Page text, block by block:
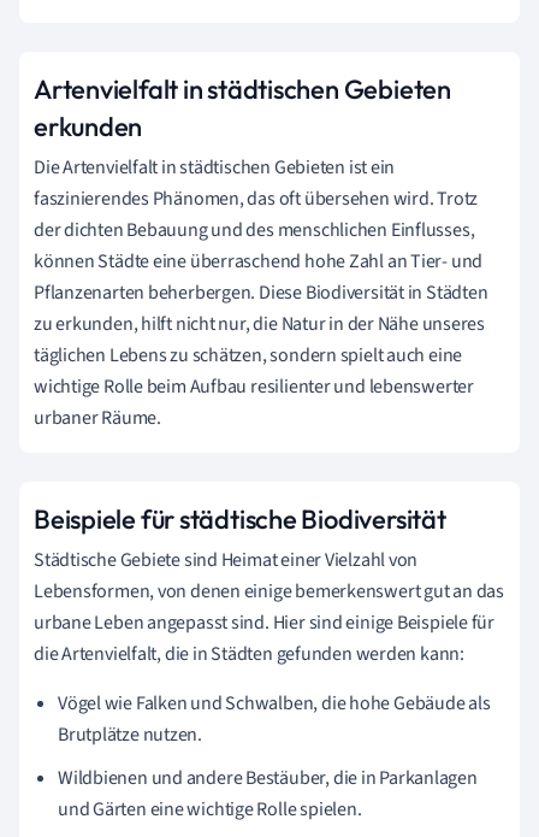
Artenvielfalt in städtischen Gebieten
erkunden
Die Artenvielfalt in städtischen Gebieten ist ein
faszinierendes Phänomen, das oft übersehen wird. Trotz
der dichten Bebauung und des menschlichen Einflusses,
können Städte eine überraschend hohe Zahl an Tier- und
Pflanzenarten beherbergen. Diese Biodiversität in Städten
zu erkunden, hilft nicht nur, die Natur in der Nähe unseres
täglichen Lebens zu schätzen, sondern spielt auch eine
wichtige Rolle beim Aufbau resilienter und lebenswerter
urbaner Räume.
Beispiele für städtische Biodiversität
Städtische Gebiete sind Heimat einer Vielzahl von
Lebensformen, von denen einige bemerkenswert gut an das
urbane Leben angepasst sind. Hier sind einige Beispiele für
die Artenvielfalt, die in Städten gefunden werden kann:
Vögel wie Falken und Schwalben, die hohe Gebäude als
Brutplätze nutzen.
Wildbienen und andere Bestäuber, die in Parkanlagen
und Gärten eine wichtige Rolle spielen.